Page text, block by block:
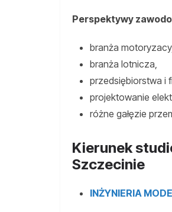
Perspektywy
branża
branża lotnicza,
przedsiębiorstwa i
projektowanie
różne gałęzie
Kierunek
Szczecinie
INŻYNIERIA